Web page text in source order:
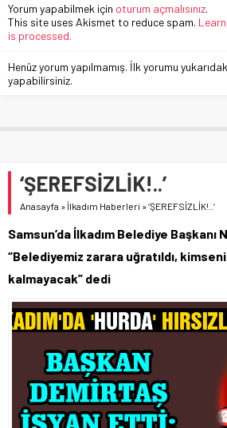
Yorum yapabilmek için oturum açmalısınız.
This site uses Akismet to reduce spam.
is processed.
Henüz yorum yapılmamış. İlk yorumu
yapabilirsiniz.
‘ŞEREFSİZLİK!..’
Anasayfa » İlkadım Haberleri »‘ŞEREFSİZLİK!..’
Samsun’da İlkadım Belediye
“Belediyemiz zarara uğratıldı,
kalmayacak” dedi